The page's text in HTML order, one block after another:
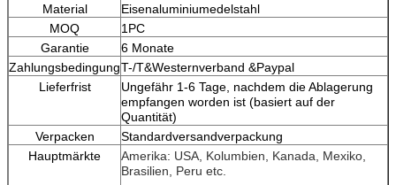
Material
Eisenaluminiumedelstahl
MOQ
1PC
Garantie
6 Monate
ZahlungsbedingungT-/T&Westernverband &Paypal
Lieferfrist
Ungefähr 1-6 Tage, nachdem die Ablagerung
empfangen worden ist (basiert auf der
Quantität)
Verpacken
Standardversandverpackung
Hauptmärkte
Amerika: USA, Kolumbien, Kanada, Mexiko,
Brasilien, Peru etc.